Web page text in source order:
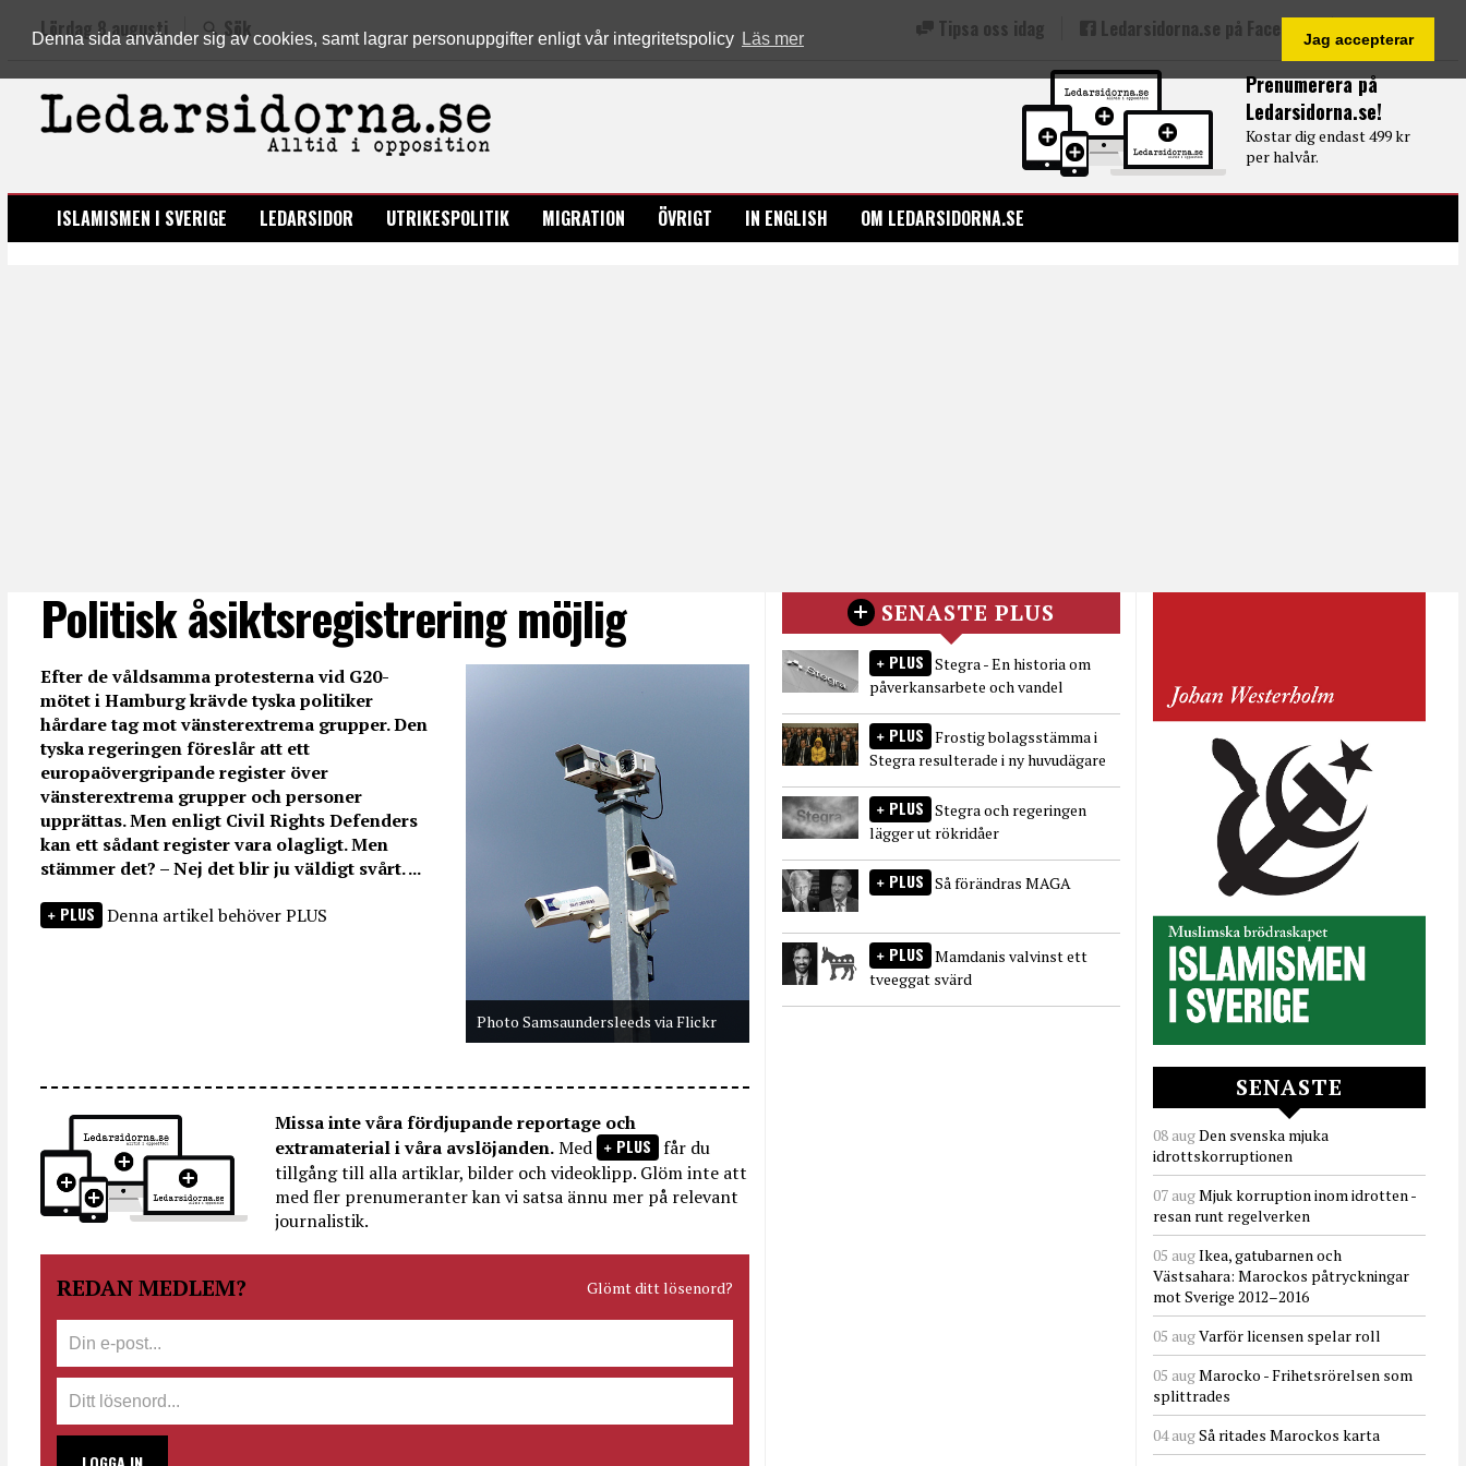
Denna sida använder sig av cookies, samt lagrar personuppgifter enligt vår integritetspolicy Läs mer Jag accepterar
Prenumerera på
Ledarsidorna.se!
Kostar dig endast 499 kr
per halvår.
Lördag 8 augusti Sök Tipsa oss idag Ledarsidorna.se på Facebook
LEDARSIDORNA.SE
ISLAMISMEN I SVERIGE LEDARSIDOR UTRIKESPOLITIK MIGRATION ÖVRIGT IN ENGLISH OM LEDARSIDORNA.SE
Politisk åsiktsregistrering möjlig
Photo Samsaundersleeds via Flickr
Efter de våldsamma protesterna vid G20-
mötet i Hamburg krävde tyska politiker
hårdare tag mot vänsterextrema grupper. Den
tyska regeringen föreslår att ett
europaövergripande register över
vänsterextrema grupper och personer
upprättas. Men enligt Civil Rights Defenders
kan ett sådant register vara olagligt. Men
stämmer det? – Nej det blir ju väldigt svårt. ...
PLUS Denna artikel behöver PLUS
Missa inte våra fördjupande reportage och
extramaterial i våra avslöjanden.Med PLUS får du
tillgång till alla artiklar, bilder och videoklipp. Glöm inte att
med fler prenumeranter kan vi satsa ännu mer på relevant
journalistik.
REDAN MEDLEM? Glömt ditt lösenord?
SENASTE PLUS
PLUS Stegra - En historia om
påverkansarbete och vandel
PLUS Frostig bolagsstämma i
Stegra resulterade i ny huvudägare
PLUS Stegra och regeringen
lägger ut rökridåer
PLUS Så förändras MAGA
PLUS Mamdanis valvinst ett
tveeggat svärd
SENASTE
08 augDen svenska mjuka
idrottskorruptionen
07 augMjuk korruption inom idrotten -
resan runt regelverken
05 augIkea, gatubarnen och
Västsahara: Marockos påtryckningar
mot Sverige 2012–2016
05 augVarför licensen spelar roll
05 augMarocko - Frihetsrörelsen som
splittrades
04 augSå ritades Marockos karta